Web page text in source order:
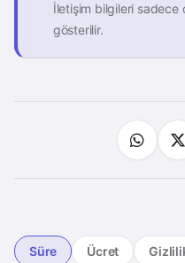
İletişim bilgileri sadece
gösterilir.
Süre Ücret